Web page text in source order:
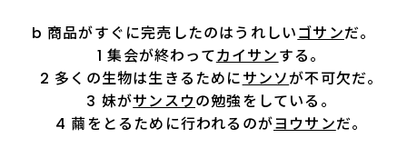
b 商品がすぐに完売したのはうれしいゴサンだ。
1 集会が終わってカイサンする。
2 多くの生物は生きるためにサンソが不可欠だ。
3 妹がサンスウの勉強をしている。
4 繭をとるために行われるのがヨウサンだ。